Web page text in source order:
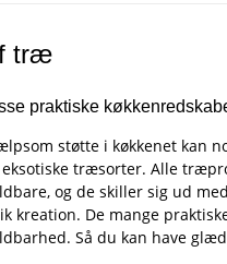
træ
praktiske
støtte i køkkenet kan
eksotiske træsorter. Alle
og de skiller sig ud
kreation. De mange
Så du kan have